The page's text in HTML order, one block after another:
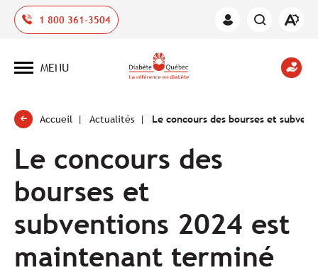
1 800 361-3504
Espace
Ouvrir
Ouvrir
site
MENU
Accueil Actualités Le concours des bourses et
Le concours des
bourses et
subventions 2024 est
maintenant terminé